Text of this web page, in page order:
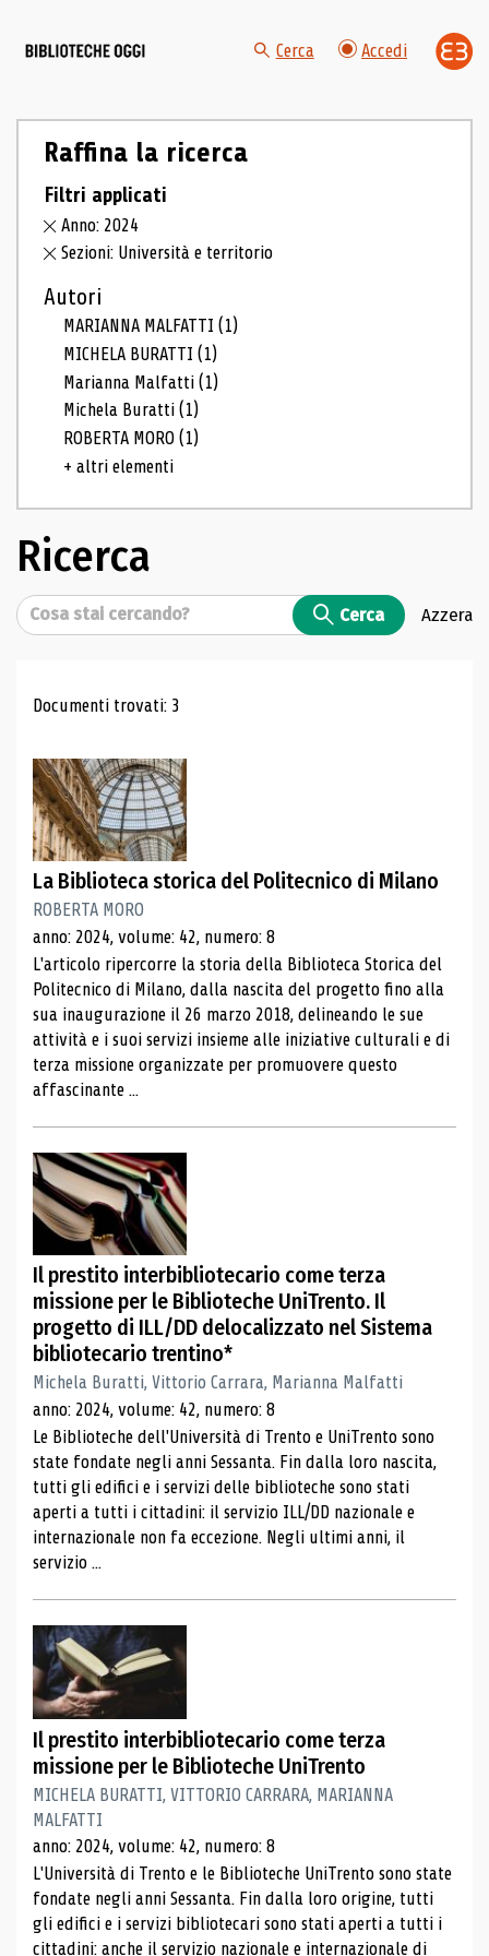
Cerca Accedi
Raffina la ricerca
Filtri applicati
Anno: 2024
Sezioni: Università e territorio
Autori
MARIANNA MALFATTI(1)
MICHELA BURATTI(1)
Marianna Malfatti(1)
Michela Buratti(1)
ROBERTA MORO(1)
+ altri elementi
Ricerca
Cerca Cerca Azzera
Risultati di ricerca
Documenti trovati: 3
La Biblioteca storica del Politecnico di Milano
ROBERTA MORO
anno: 2024, volume: 42, numero: 8
L'articolo ripercorre la storia della Biblioteca Storica del
Politecnico di Milano, dalla nascita del progetto fino alla
sua inaugurazione il 26 marzo 2018, delineando le sue
attività e i suoi servizi insieme alle iniziative culturali e di
terza missione organizzate per promuovere questo
affascinante ...
Il prestito interbibliotecario come terza
missione per le Biblioteche UniTrento. Il
progetto di ILL/DD delocalizzato nel Sistema
bibliotecario trentino*
Michela Buratti, Vittorio Carrara, Marianna Malfatti
anno: 2024, volume: 42, numero: 8
Le Biblioteche dell'Università di Trento e UniTrento sono
state fondate negli anni Sessanta. Fin dalla loro nascita,
tutti gli edifici e i servizi delle biblioteche sono stati
aperti a tutti i cittadini: il servizio ILL/DD nazionale e
internazionale non fa eccezione. Negli ultimi anni, il
servizio ...
Il prestito interbibliotecario come terza
missione per le Biblioteche UniTrento
MICHELA BURATTI, VITTORIO CARRARA, MARIANNA
MALFATTI
anno: 2024, volume: 42, numero: 8
L'Università di Trento e le Biblioteche UniTrento sono state
fondate negli anni Sessanta. Fin dalla loro origine, tutti
gli edifici e i servizi bibliotecari sono stati aperti a tutti i
cittadini: anche il servizio nazionale e internazionale di